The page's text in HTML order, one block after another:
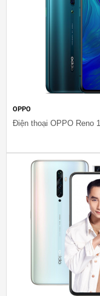
OPPO
Điện thoại OPPO Reno